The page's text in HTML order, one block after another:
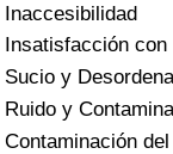
Inaccesibilidad
Insatisfacción
Sucio y
Ruido y
Contaminación del
Índice de
Sanidad
Índice de